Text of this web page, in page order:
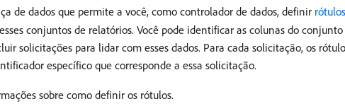
de dados que permite a você, como controlador de dados, definir
conjuntos de relatórios. Você pode identificar as colunas do
solicitações para lidar com esses dados. Para cada solicitação, os
específico que corresponde a essa solicitação.
sobre como definir os rótulos.